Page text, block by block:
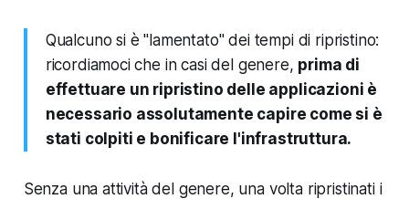
Qualcuno si è "lamentato" dei tempi di ripristino:
ricordiamoci che in casi del genere, prima di
effettuare un ripristino delle applicazioni è
necessario assolutamente capire come si è
stati colpiti e bonificare l'infrastruttura.
Senza una attività del genere, una volta ripristinati i